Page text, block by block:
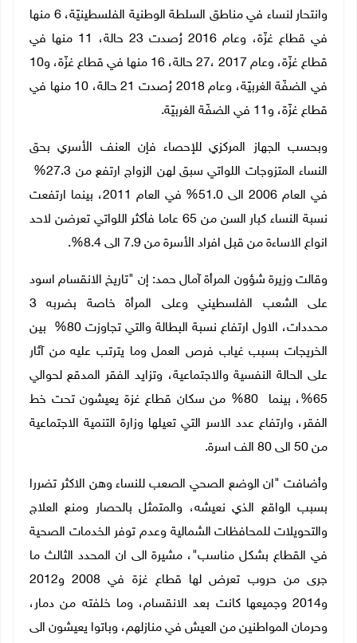
وانتحار لنساء في مناطق السلطة الوطنية الفلسطينيّة، 6 منها
في قطاع غزّة، وعام 2016 رُصدت 23 حالة، 11 منها في
قطاع غزّة، وعام 2017 ،27 حالة، 16 منها في قطاع غزّة، و10
في الضفّة الغربيّة، وعام 2018 رُصدت 21 حالة، 10 منها في
قطاع غزّة، و11 في الضفّة الغربيّة.
وبحسب الجهاز المركزي للإحصاء فإن العنف الأسري بحق
النساء المتزوجات اللواتي سبق لهن الزواج ارتفع من 27.3%
في العام 2006 الى 51.0% في العام 2011، بينما ارتفعت
نسبة النساء كبار السن من 65 عاما فأكثر اللواتي تعرضن لاحد
انواع الاساءة من قبل افراد الأسرة من 7.9 الى 8.4%.
وقالت وزيرة شؤون المرأة آمال حمد: إن "تاريخ الانقسام اسود
على الشعب الفلسطيني وعلى المرأة خاصة بضربه 3
محددات، الاول ارتفاع نسبة البطالة والتي تجاوزت 80% بين
الخريجات بسبب غياب فرص العمل وما يترتب عليه من آثار
على الحالة النفسية والاجتماعية، وتزايد الفقر المدقع لحوالي
65%، بينما 80% من سكان قطاع غزة يعيشون تحت خط
الفقر، وارتفاع عدد الاسر التي تعيلها وزارة التنمية الاجتماعية
من 50 الى 80 الف اسرة.
وأضافت "ان الوضع الصحي الصعب للنساء وهن الاكثر تضررا
بسبب الواقع الذي نعيشه، والمتمثل بالحصار ومنع العلاج
والتحويلات للمحافظات الشمالية وعدم توفر الخدمات الصحية
في القطاع بشكل مناسب"، مشيرة الى ان المحدد الثالث ما
جرى من حروب تعرض لها قطاع غزة في 2008 و2012
و2014 وجميعها كانت بعد الانقسام، وما خلفته من دمار،
وحرمان المواطنين من العيش في منازلهم، وباتوا يعيشون الى